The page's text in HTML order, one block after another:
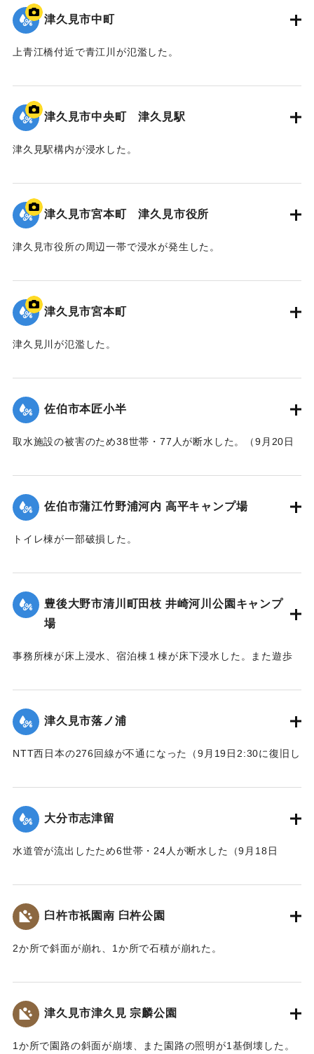
津久見市中町
上青江橋付近で青江川が氾濫した。
｜固有コード:01204092
津久見市中央町 津久見駅
津久見駅構内が浸水した。
｜固有コード:01204091
津久見市宮本町 津久見市役所
津久見市役所の周辺一帯で浸水が発生した。
｜固有コード:01204090
津久見市宮本町
津久見川が氾濫した。
｜固有コード:01204089
佐伯市本匠小半
取水施設の被害のため38世帯・77人が断水した。（9月20日
佐伯市蒲江竹野浦河内 高平キャンプ場
トイレ棟が一部破損した。
｜固有コード:01204084
豊後大野市清川町田枝 井崎河川公園キャンプ
場
事務所棟が床上浸水、宿泊棟１棟が床下浸水した。また遊歩
津久見市落ノ浦
NTT西日本の276回線が不通になった（9月19日2:30に復旧し
大分市志津留
水道管が流出したため6世帯・24人が断水した（9月18日
臼杵市祇園南 臼杵公園
2か所で斜面が崩れ、1か所で石積が崩れた。
｜固有コード:01204080
津久見市津久見 宗麟公園
1か所で園路の斜面が崩壊、また園路の照明が1基倒壊した。